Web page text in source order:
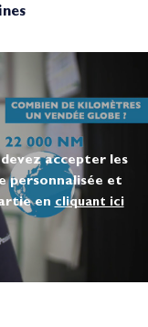
accepter les
personnalisée et
en cliquant ici